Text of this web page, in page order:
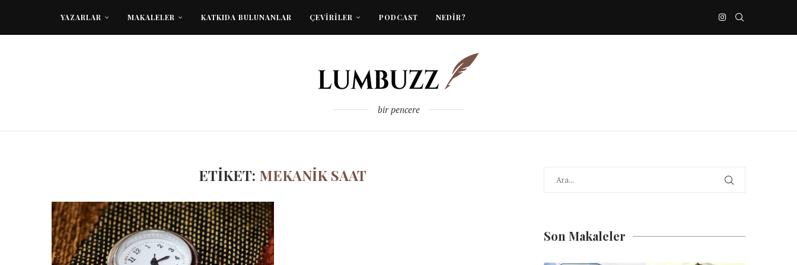
YAZARLAR MAKALELER KATKIDA BULUNANLAR ÇEVİRİLER PODCAST NEDİR?
bir pencere
ETIKET: MEKANIK SAAT
Son Makaleler